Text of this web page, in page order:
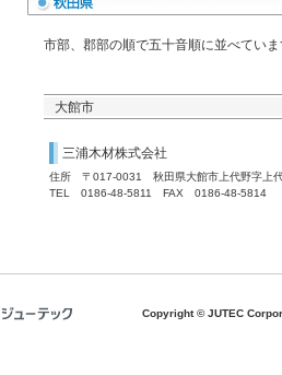
市部、郡部の順で五十音順に並べてい
大館市
三浦木材株式会社
住所 〒017-0031 秋田県大館市上代野字上
TEL 0186-48-5811 FAX 0186-48-5814
Copyright © JUTEC